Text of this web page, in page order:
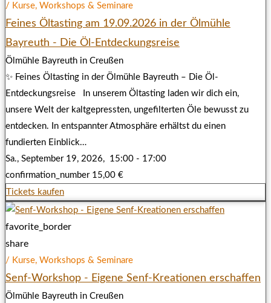
/ Kurse, Workshops & Seminare
Feines Öltasting am 19.09.2026 in der Ölmühle
Bayreuth - Die Öl-Entdeckungsreise
Ölmühle Bayreuth in Creußen
✨ Feines Öltasting in der Ölmühle Bayreuth – Die Öl-
Entdeckungsreise In unserem Öltasting laden wir dich ein,
unsere Welt der kaltgepressten, ungefilterten Öle bewusst zu
entdecken. In entspannter Atmosphäre erhältst du einen
fundierten Einblick…
Sa., September 19, 2026, 15:00 - 17:00
confirmation_number 15,00 €
Tickets kaufen
favorite_border
share
/ Kurse, Workshops & Seminare
Senf-Workshop - Eigene Senf-Kreationen erschaffen
Ölmühle Bayreuth in Creußen